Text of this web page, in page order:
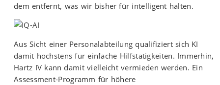
dem entfernt, was wir bisher für intelligent halten.
Aus Sicht einer Personalabteilung qualifiziert sich KI
damit höchstens für einfache Hilfstätigkeiten. Immerhin,
Hartz IV kann damit vielleicht vermieden werden. Ein
Assessment-Programm für höhere